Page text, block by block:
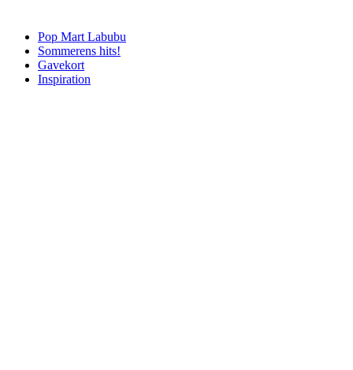
Pop Mart Labubu
Sommerens hits!
Gavekort
Inspiration